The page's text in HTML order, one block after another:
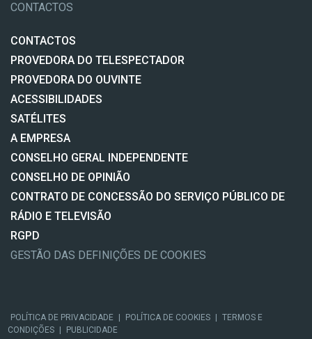
CONTACTOS
CONTACTOS
PROVEDORA DO TELESPECTADOR
PROVEDORA DO OUVINTE
ACESSIBILIDADES
SATÉLITES
A EMPRESA
CONSELHO GERAL INDEPENDENTE
CONSELHO DE OPINIÃO
CONTRATO DE CONCESSÃO DO SERVIÇO PÚBLICO DE
RÁDIO E TELEVISÃO
RGPD
GESTÃO DAS DEFINIÇÕES DE COOKIES
POLÍTICA DE PRIVACIDADE POLÍTICA DE COOKIES
TERMOS E
CONDIÇÕES
PUBLICIDADE